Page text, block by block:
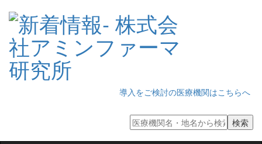
導入をご検討の医療機関はこちらへ